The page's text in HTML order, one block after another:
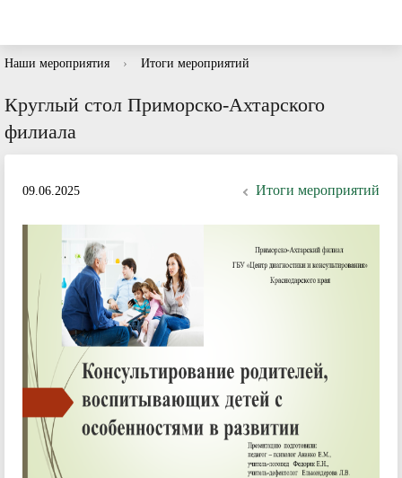
Наши мероприятия › Итоги мероприятий
Круглый стол Приморско-Ахтарского
филиала
09.06.2025 Итоги мероприятий